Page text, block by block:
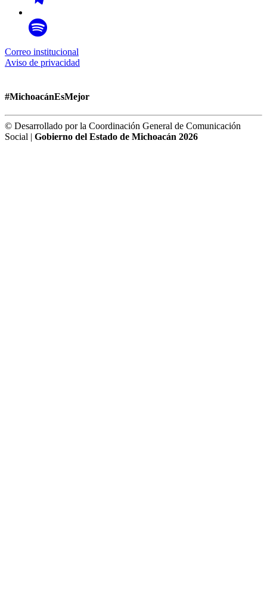
Correo institucional
Aviso de privacidad
#MichoacánEsMejor
© Desarrollado por la Coordinación General de Comunicación
Social | Gobierno del Estado de Michoacán 2026